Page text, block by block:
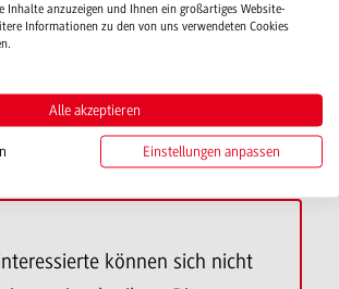
Studieninteressierte:
Sie: Diese Seite ist nur für Duale
reservieren möchten.
können sich nicht
Inhalte anzuzeigen und Ihnen ein großartiges Website-
Informationen zu den von uns verwendeten Cookies
Alle akzeptieren
Einstellungen anpassen